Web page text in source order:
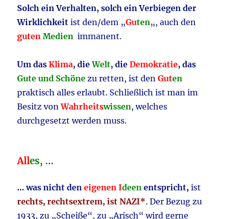
Solch ein Verhalten, solch ein Verbiegen der
Wirklichkeit ist den/dem „Guten„, auch den
gutenMedien immanent.
Um dasKlima, dieWelt, die Demokratie, das
Gute und Schöne zu retten, ist denGuten
praktisch alles erlaubt. Schließlich ist man im
Besitz vonWahrheitswissen, welches
durchgesetzt werden muss.
Alles, …
… was nicht deneigenen Ideen entspricht, ist
rechts, rechtsextrem, ist NAZI*. Der Bezug zu
1933, zu „Scheiße“, zu „Arisch“ wird gerne